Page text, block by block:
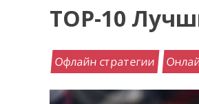
TOP-10
Офлайн стратегии